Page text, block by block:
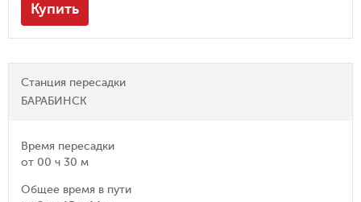
Купить
Станция пересадки
БАРАБИНСК
Время пересадки
от 00 ч 30 м
Общее время в пути